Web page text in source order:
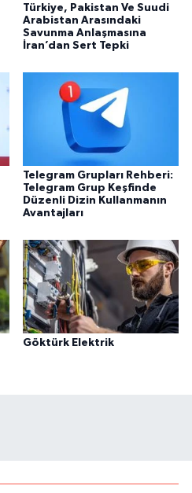
Türkiye, Pakistan Ve Suudi
Arabistan Arasındaki
Savunma Anlaşmasına
İran’dan Sert Tepki
Telegram Grupları Rehberi:
Telegram Grup Keşfinde
Düzenli Dizin Kullanmanın
Avantajları
Göktürk Elektrik